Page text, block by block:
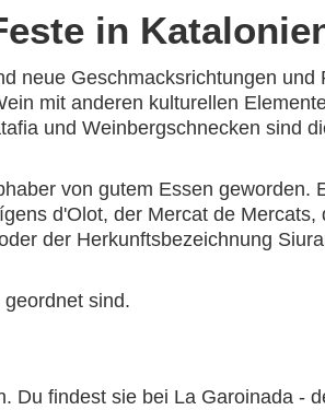
in
neue Geschmacksrichtungen
mit anderen kulturellen
und Weinbergschnecken sind
von gutem Essen
d'Olot, der Mercat de
der Herkunftsbezeichnung
sind.
Du findest sie bei La Garoinada -